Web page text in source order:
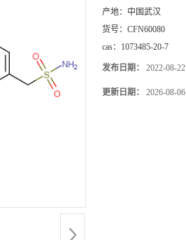
产地： 中国武汉
货号： CFN60080
cas： 1073485-20-7
发布日期： 2022-08-22
更新日期： 2026-08-06